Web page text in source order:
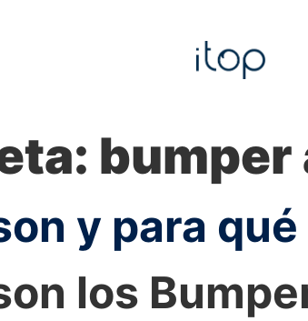
bumper
y para
los